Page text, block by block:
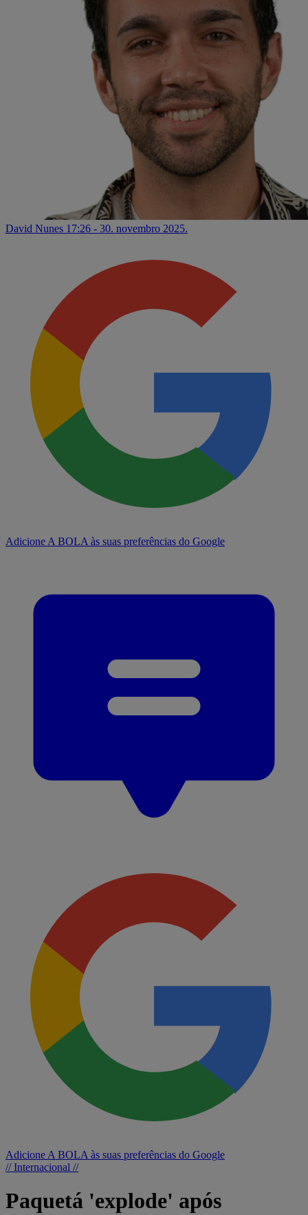
David Nunes 17:26 - 30. novembro 2025.
Adicione A BOLA às suas preferências do Google
Adicione A BOLA às suas preferências do Google
// Internacional //
Paquetá 'explode' após